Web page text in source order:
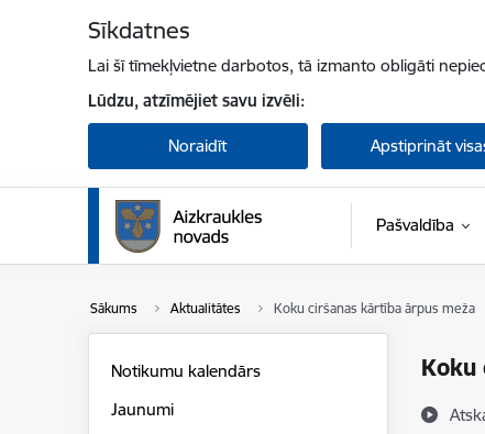
Sīkdatnes
Lai šī tīmekļvietne darbotos, tā izmanto obligāti
Lūdzu, atzīmējiet savu izvēli:
Noraidīt Apstiprināt
Pašvaldība
Sākums Aktualitātes Koku ciršanas kārtība ārpus meža
Koku
Notikumu kalendārs
Jaunumi